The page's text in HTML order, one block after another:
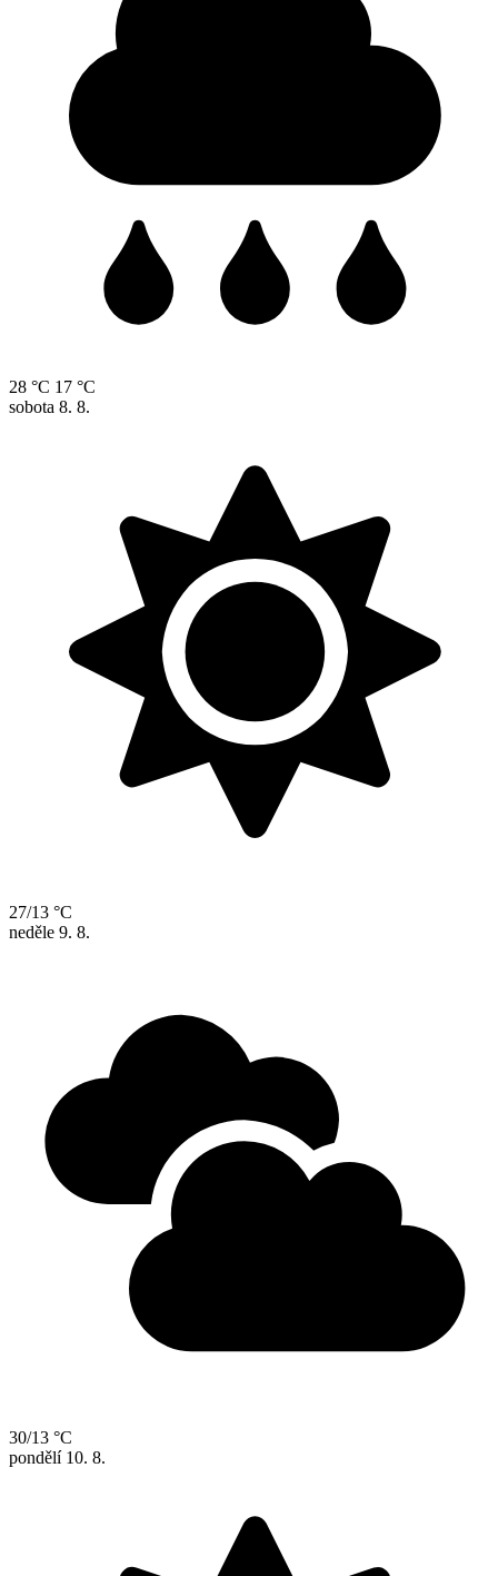
28 °C 17 °C
sobota 8. 8.
27/13 °C
neděle 9. 8.
30/13 °C
pondělí 10. 8.